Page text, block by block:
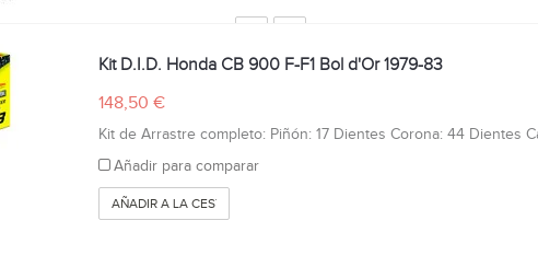
Kit D.I.D. Honda CB 900 F-F1 Bol d'Or 1979-83
148,50 €
Kit de Arrastre completo: Piñón: 17 Dientes Corona: 44 Dientes
Añadir para comparar
AÑADIR A LA CESTA